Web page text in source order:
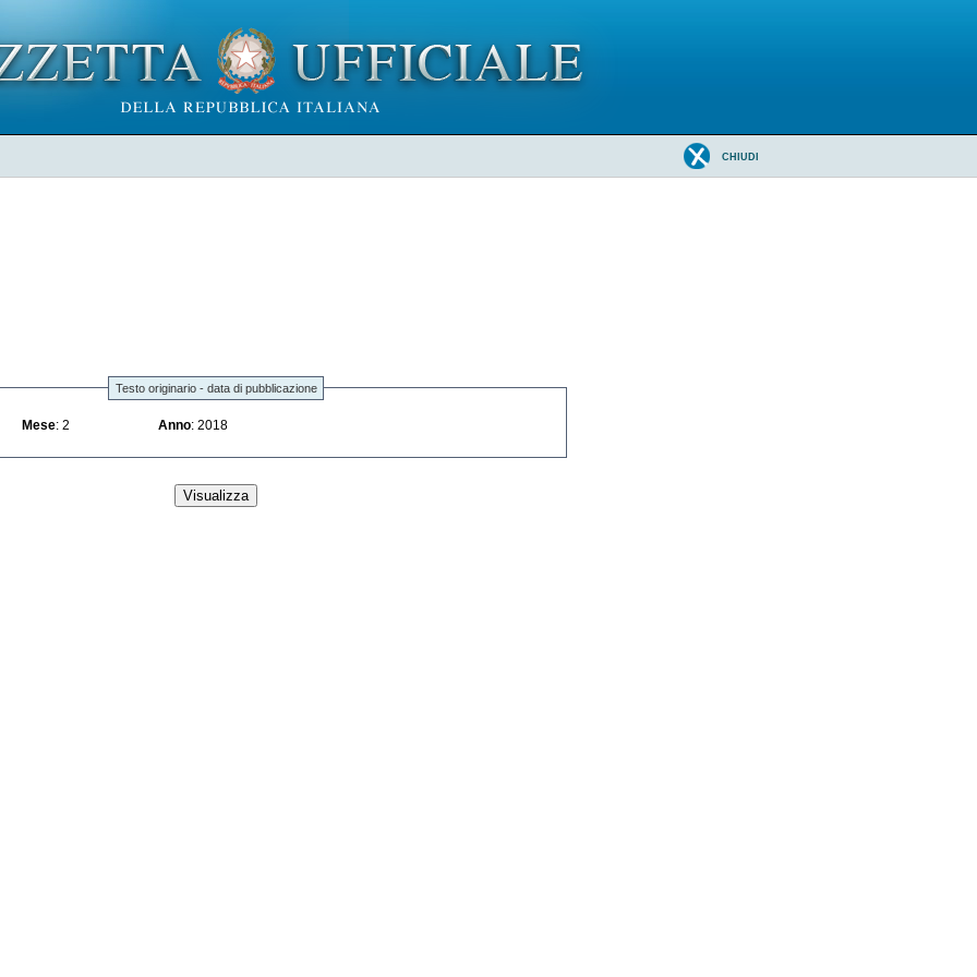
CHIUDI
Testo originario - data di pubblicazione
Mese : 2 Anno : 2018